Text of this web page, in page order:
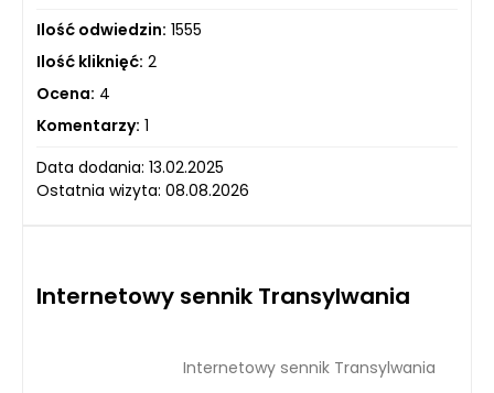
Ilość odwiedzin: 1555
Ilość kliknięć: 2
Ocena: 4
Komentarzy: 1
Data dodania: 13.02.2025
Ostatnia wizyta: 08.08.2026
Internetowy sennik Transylwania
Internetowy sennik Transylwania